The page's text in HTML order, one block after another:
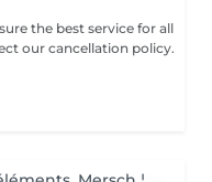
the best service for all
our cancellation policy.